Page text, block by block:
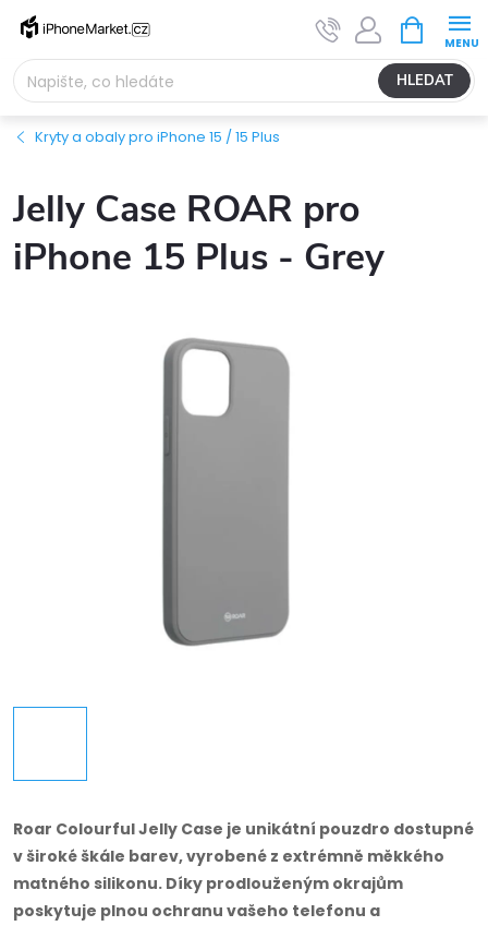
Přejít
obsah
HLEDAT
NÁKUPNÍ
KOŠÍK
Kryty a obaly pro iPhone 15 / 15 Plus
Jelly Case ROAR pro
iPhone 15 Plus - Grey
Roar Colourful Jelly Case je unikátní pouzdro dostupné
v široké škále barev, vyrobené z extrémně měkkého
matného silikonu. Díky prodlouženým okrajům
poskytuje plnou ochranu vašeho telefonu a